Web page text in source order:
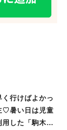
く行けばよかっ
♡暑い日は児童
した「駒木台